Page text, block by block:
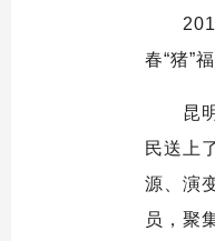
2019
春“猪”
昆明
民送上
源、演
员，聚